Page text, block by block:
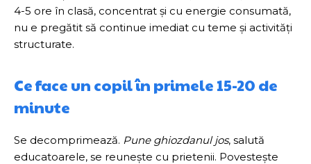
4-5 ore în clasă, concentrat și cu energie consumată,
nu e pregătit să continue imediat cu teme și activități
structurate.
Ce face un copil în primele 15-20 de
minute
Se decomprimează. Pune ghiozdanul jos, salută
educatoarele, se reunește cu prietenii. Povestește